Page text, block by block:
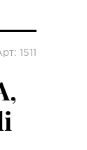
1511